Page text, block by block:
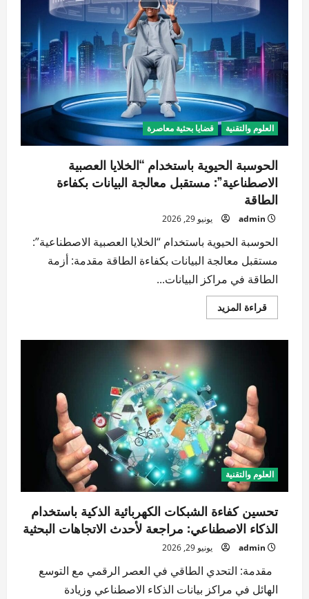
(The
Algorithmic
Commons)
العلوم والتقنية قضايا بحثية معاصرة
الحوسبة الحيوية باستخدام “الخلايا العصبية
الاصطناعية”: مستقبل معالجة البيانات بكفاءة
الطاقة
admin يونيو 29, 2026
الحوسبة الحيوية باستخدام “الخلايا العصبية الاصطناعية”:
مستقبل معالجة البيانات بكفاءة الطاقة مقدمة: أزمة
الطاقة في مراكز البيانات...
قراءة المزيد
المزيد
الحيوية
باستخدام
“الخلايا
العصبية
الاصطناعية”:
مستقبل
معالجة
البيانات
بكفاءة
الطاقة
العلوم والتقنية
تحسين كفاءة الشبكات الكهربائية الذكية باستخدام
الذكاء الاصطناعي: مراجعة لأحدث الاتجاهات البحثية
admin يونيو 29, 2026
مقدمة: التحدي الطاقي في العصر الرقمي مع التوسع
الهائل في مراكز بيانات الذكاء الاصطناعي وزيادة